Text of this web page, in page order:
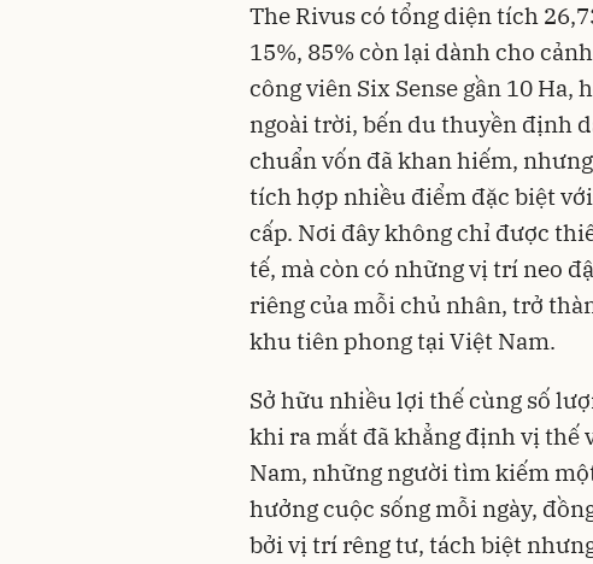
The Rivus có tổng diện tích
15%, 85% còn lại dành cho
công viên Six Sense gần 10
ngoài trời, bến du thuyền định
chuẩn vốn đã khan hiếm,
tích hợp nhiều điểm đặc biệt
cấp. Nơi đây không chỉ được
tế, mà còn có những vị trí neo
riêng của mỗi chủ nhân, trở
khu tiên phong tại Việt Nam.
Sở hữu nhiều lợi thế cùng số
khi ra mắt đã khẳng định vị thế
Nam, những người tìm kiếm
hưởng cuộc sống mỗi ngày,
bởi vị trí rêng tư, tách biệt